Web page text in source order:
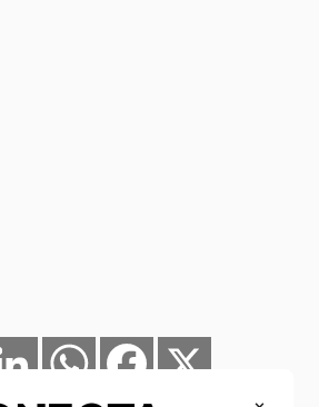
Facebook
WhatsApp
LinkedIn